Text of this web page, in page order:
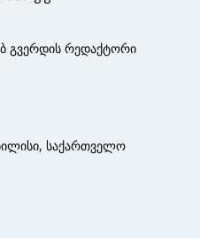
გვერდის რედაქტორი
საქართველო